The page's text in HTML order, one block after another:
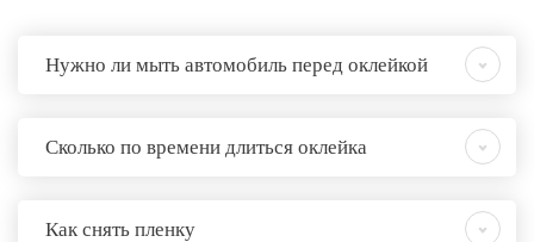
Нужно ли мыть автомобиль перед оклейкой
Сколько по времени длиться оклейка
Как снять пленку